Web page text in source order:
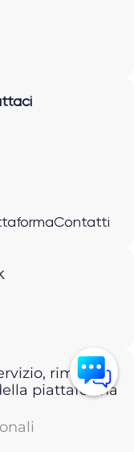
Contatti
rimborsi
piattaforma